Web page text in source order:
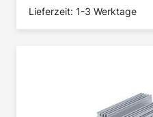
Lieferzeit: 1-3 Werktage